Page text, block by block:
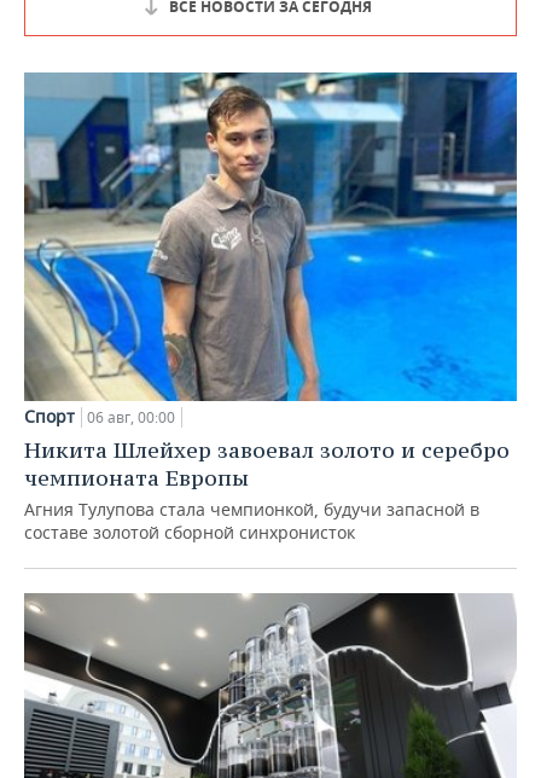
ВСЕ НОВОСТИ ЗА СЕГОДНЯ
Спорт 06 авг, 00:00
Никита Шлейхер завоевал золото и серебро
чемпионата Европы
Агния Тулупова стала чемпионкой, будучи запасной в
составе золотой сборной синхронисток